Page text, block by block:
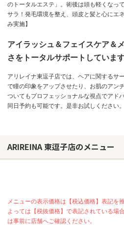
のトータルエステ」。術後は頭も軽くなっ
サラ！発毛環境を整え、頭皮と髪と心にエ
み実施】
アイラッシュ＆フェイスケア＆
さをトータルサポートしています
アリレイナ東逗子店では、ヘアに関するサ
で瞳の印象をアップさせたり、お肌のアン
ついてもプロフェッショナルな視点でアド
同日予約も可能です。是非お試しください。
ARIREINA 東逗子店のメニュー
メニューの表示価格は【税込価格】表記を
よっては【税抜価格】で表記されている場
は事前に店舗へご確認ください。